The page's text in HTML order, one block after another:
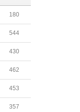
180
544
430
462
453
357